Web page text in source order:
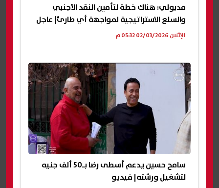
مدبولي: هناك خطة لتأمين النقد الأجنبي
والسلع الاستراتيجية لمواجهة أي طارئ| عاجل
الإثنين 02/03/2026 05:32 م
سامح حسين يدعم أسطى رضا بـ50 ألف جنيه
لتشغيل ورشته| فيديو